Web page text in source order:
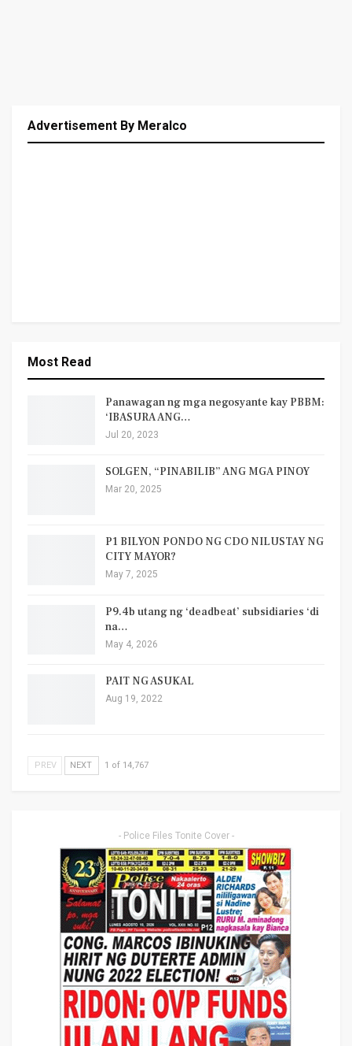
Advertisement By Meralco
Most Read
Panawagan ng mga negosyante kay PBBM:
‘IBASURA ANG…
Jul 20, 2023
SOLGEN, “PINABILIB” ANG MGA PINOY
Mar 20, 2025
P1 BILYON PONDO NG CDO NILUSTAY NG
CITY MAYOR?
May 7, 2025
P9.4b utang ng ‘deadbeat’ subsidiaries ‘di
na…
May 4, 2026
PAIT NG ASUKAL
Aug 19, 2022
PREV NEXT 1 of 14,767
- Police Files Tonite Cover -